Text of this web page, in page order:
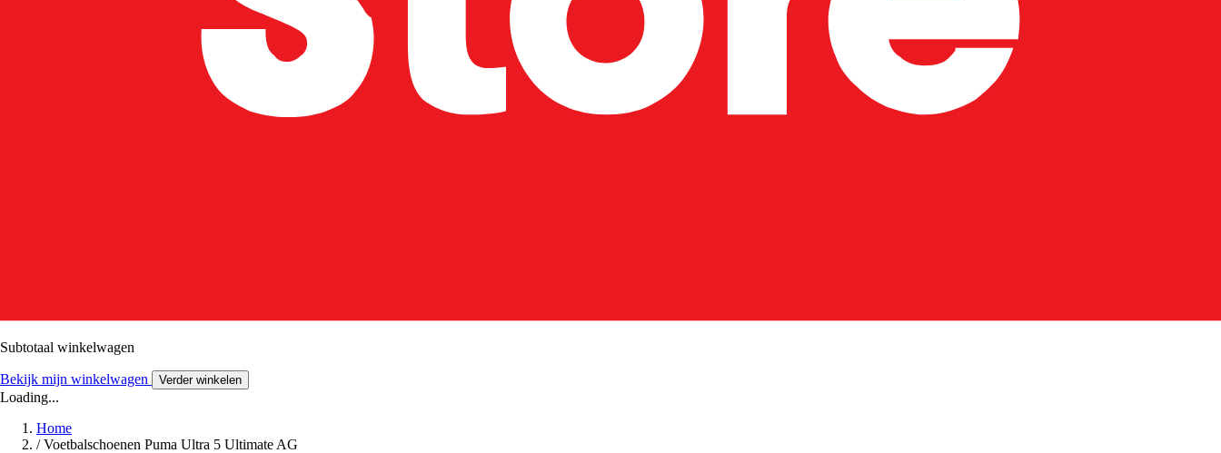
Subtotaal winkelwagen
Bekijk mijn winkelwagen Verder winkelen
Loading...
Home
/ Voetbalschoenen Puma Ultra 5 Ultimate AG